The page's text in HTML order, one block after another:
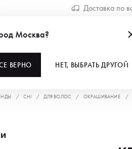
Доставка по
Москва?
ВЕРНО НЕТ, ВЫБРАТЬ ДРУГОЙ
CHI ДЛЯ ВОЛОС ОКРАШИВАНИЕ